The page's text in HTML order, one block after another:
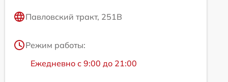
Павловский тракт, 251В
Режим работы:
Ежедневно с 9:00 до 21:00